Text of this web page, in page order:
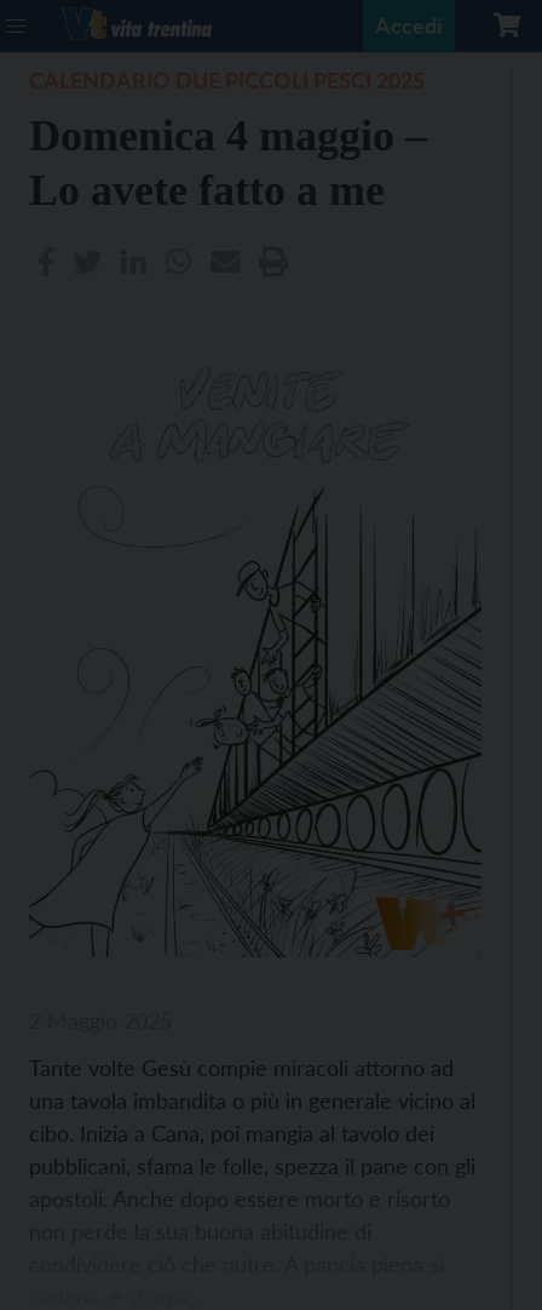
Accedi
Domenica 4 maggio –
Lo avete fatto a me
Tante volte Gesù compie miracoli attorno ad
una tavola imbandita o più in generale vicino al
cibo. Inizia a Cana, poi mangia al tavolo dei
pubblicani, sfama le folle, spezza il pane con gli